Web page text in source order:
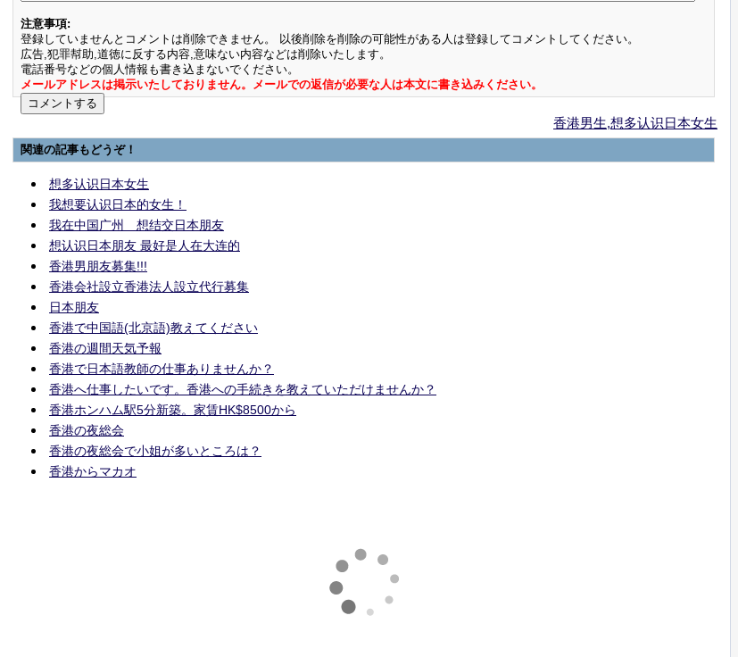
注意事項:
登録していませんとコメントは削除できません。 以後削除を削除の可能性がある人は登録してコメントしてください。
広告,犯罪幇助,道徳に反する内容,意味ない内容などは削除いたします。
電話番号などの個人情報も書き込まないでください。
メールアドレスは掲示いたしておりません。メールでの返信が必要な人は本文に書き込みください。
香港男生,想多认识日本女生
関連の記事もどうぞ！
想多认识日本女生
我想要认识日本的女生！
我在中国广州 想结交日本朋友
想认识日本朋友 最好是人在大连的
香港男朋友募集!!!
香港会社設立香港法人設立代行募集
日本朋友
香港で中国語(北京語)教えてください
香港の週間天気予報
香港で日本語教師の仕事ありませんか？
香港へ仕事したいです。香港への手続きを教えていただけませんか？
香港ホンハム駅5分新築。家賃HK$8500から
香港の夜総会
香港の夜総会で小姐が多いところは？
香港からマカオ